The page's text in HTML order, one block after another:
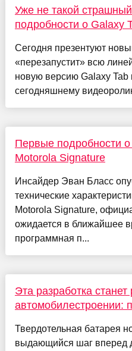
Уже не такой
подробности о Galaxy
Сегодня презентуют
«перезапустит» всю
новую версию Galaxy Tab
сегодняшнему
Первые подробности
Motorola Signature
Инсайдер Эван Бласс
технические
Motorola Signature,
ожидается в ближайшее
программная п...
Эта разработка
автомобилестроении:
Твердотельная батарея
выдающийся шаг вперед